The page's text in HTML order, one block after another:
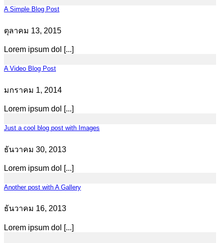
A Simple Blog Post
ตุลาคม 13, 2015
Lorem ipsum dol [...]
A Video Blog Post
มกราคม 1, 2014
Lorem ipsum dol [...]
Just a cool blog post with Images
ธันวาคม 30, 2013
Lorem ipsum dol [...]
Another post with A Gallery
ธันวาคม 16, 2013
Lorem ipsum dol [...]